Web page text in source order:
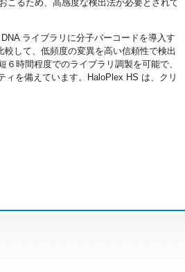
こるため、高感度な検出法が必要とされて
ライブラリに分子バーコードを導入す
して、低頻度の変異を高い信頼性で検出
時間程度でのライブラリ調製を可能で、
を備えています。HaloPlex HS は、クリ